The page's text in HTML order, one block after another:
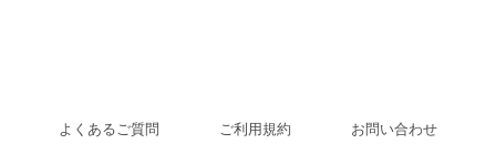
よくあるご質問 ご利用規約 お問い合わせ